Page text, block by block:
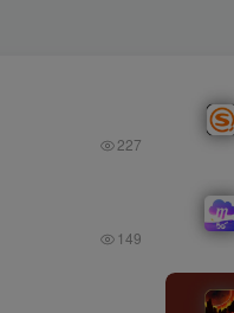
227
149